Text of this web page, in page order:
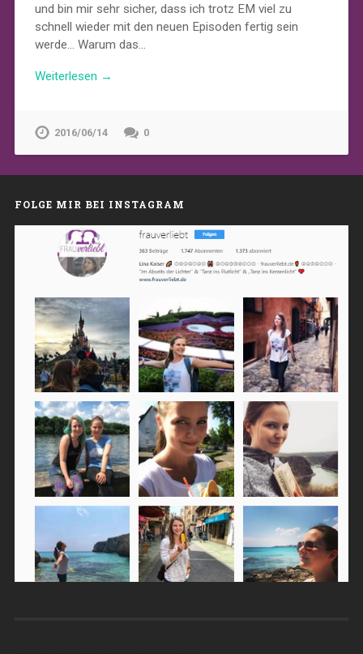
und bin mir sehr sicher, dass ich trotz EM viel zu
schnell wieder mit den neuen Episoden fertig sein
werde… Warum das…
Weiterlesen →
2016/06/14 0
FOLGE MIR BEI INSTAGRAM